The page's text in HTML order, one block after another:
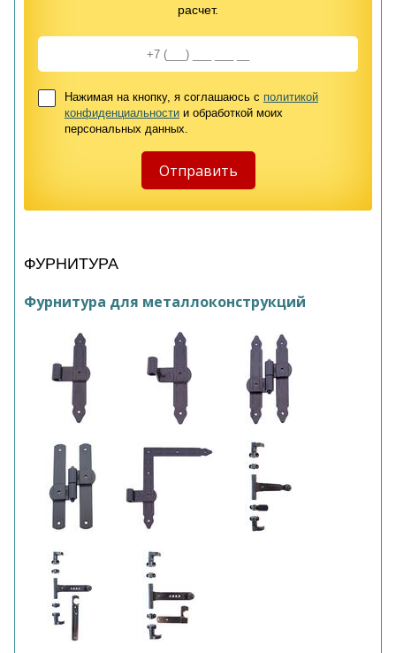
расчет.
Нажимая на кнопку, я соглашаюсь с политикой
конфиденциальности и обработкой моих
персональных данных.
ФУРНИТУРА
Фурнитура для металлоконструкций